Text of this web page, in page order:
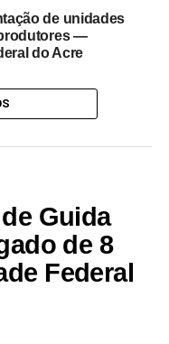
de unidades
—
do Acre
Guida
de 8
Federal